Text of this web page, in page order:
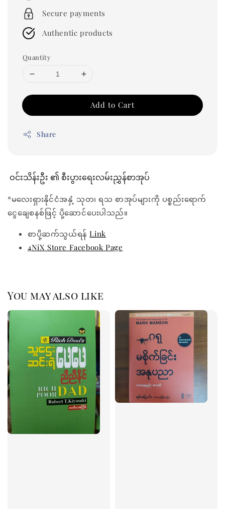
Secure payments
Authentic products
Quantity
Add to Cart
Share
ဝင်းသိန်းဦး ၏ စီးပွားရေးလမ်းညွှန်စာအုပ်
*မလေးရှားနိုင်ငံအနှံ့ သုတ၊ ရသ စာအုပ်များကို ပစ္စည်းရောက်
ငွေချေစနစ်ဖြင့် ပို့ဆောင်ပေးပါသည်။
စာပို့ဆက်သွယ်ရန်Link
4NiX Store Facebook Page
You may also like